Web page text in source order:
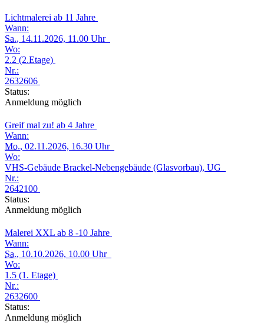
Lichtmalerei ab 11 Jahre
Wann:
Sa., 14.11.2026, 11.00 Uhr
Wo:
2.2 (2.Etage)
Nr.:
2632606
Status:
Anmeldung möglich
Greif mal zu! ab 4 Jahre
Wann:
Mo., 02.11.2026, 16.30 Uhr
Wo:
VHS-Gebäude Brackel-Nebengebäude (Glasvorbau), UG
Nr.:
2642100
Status:
Anmeldung möglich
Malerei XXL ab 8 -10 Jahre
Wann:
Sa., 10.10.2026, 10.00 Uhr
Wo:
1.5 (1. Etage)
Nr.:
2632600
Status:
Anmeldung möglich